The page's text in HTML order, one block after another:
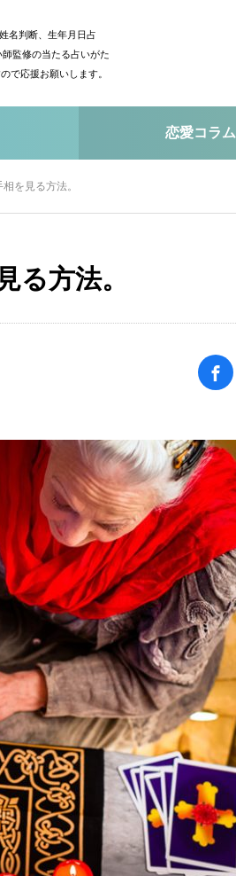
名判断、生年月日占
監修の当たる占いがた
で応援お願いします。
恋愛コラム
を見る方法。
る方法。